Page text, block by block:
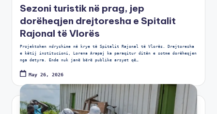
Sezoni turistik në prag, jep
dorëheqjen drejtoresha e Spitalit
Rajonal të Vlorës
Projektohen ndryshime në krye të Spitalit Rajonal të Vlorës. Drejtoresha
e këtij institucioni, Lorena Arapaj ka paraqitur ditën e sotme dorëheqjen
nga detyra. Ende nuk janë bërë publike arsyet që…
May 26, 2026